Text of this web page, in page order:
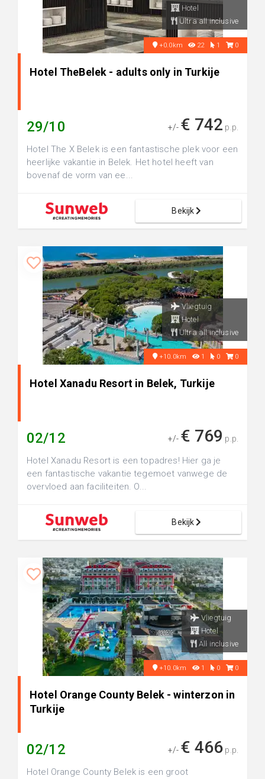
Hotel
Ultra all inclusive
+0.0km 22 1 0
Hotel TheBelek - adults only in Turkije
29/10 +/- € 742 p.p.
Hotel The X Belek is een fantastische plek voor een
heerlijke vakantie in Belek. Het hotel heeft van
bovenaf de vorm van ee...
Bekijk
Vliegtuig
Hotel
Ultra all inclusive
+10.0km 1 0 0
Hotel Xanadu Resort in Belek, Turkije
02/12 +/- € 769 p.p.
Hotel Xanadu Resort is een topadres! Hier ga je
een fantastische vakantie tegemoet vanwege de
overvloed aan faciliteiten. O...
Bekijk
Vliegtuig
Hotel
All inclusive
+10.0km 1 0 0
Hotel Orange County Belek - winterzon in
Turkije
02/12 +/- € 466 p.p.
Hotel Orange County Belek is een groot